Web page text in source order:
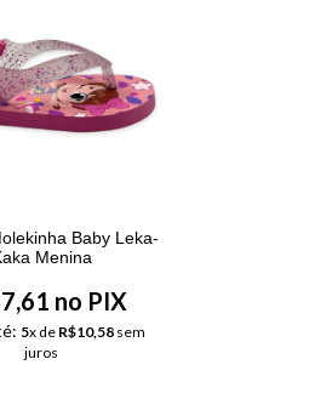
Baby Leka-
Menina
no PIX
5x de R$10,58 sem
juros